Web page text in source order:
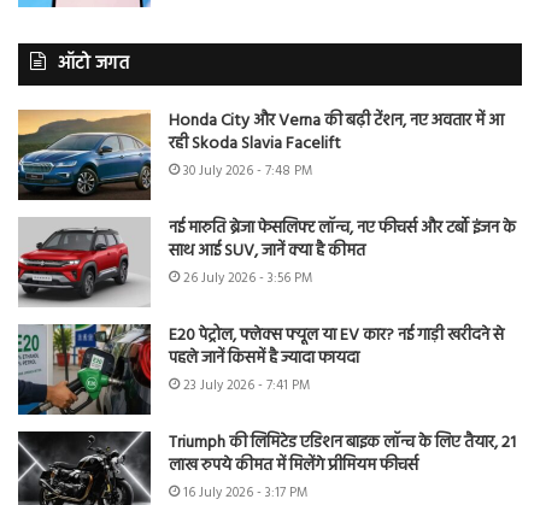
ऑटो जगत
Honda City और Verna की बढ़ी टेंशन, नए अवतार में आ
रही Skoda Slavia Facelift
30 July 2026 - 7:48 PM
नई मारुति ब्रेजा फेसलिफ्ट लॉन्च, नए फीचर्स और टर्बो इंजन के
साथ आई SUV, जानें क्या है कीमत
26 July 2026 - 3:56 PM
E20 पेट्रोल, फ्लेक्स फ्यूल या EV कार? नई गाड़ी खरीदने से
पहले जानें किसमें है ज्यादा फायदा
23 July 2026 - 7:41 PM
Triumph की लिमिटेड एडिशन बाइक लॉन्च के लिए तैयार, 21
लाख रुपये कीमत में मिलेंगे प्रीमियम फीचर्स
16 July 2026 - 3:17 PM